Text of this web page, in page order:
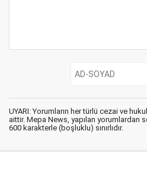
UYARI: Yorumların her türlü cezai ve
aittir. Mepa News, yapılan yorumlardan
600 karakterle (boşluklu) sınırlıdır.